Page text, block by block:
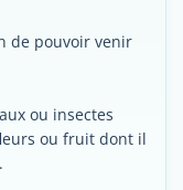
de pouvoir venir
ou insectes
ou fruit dont il